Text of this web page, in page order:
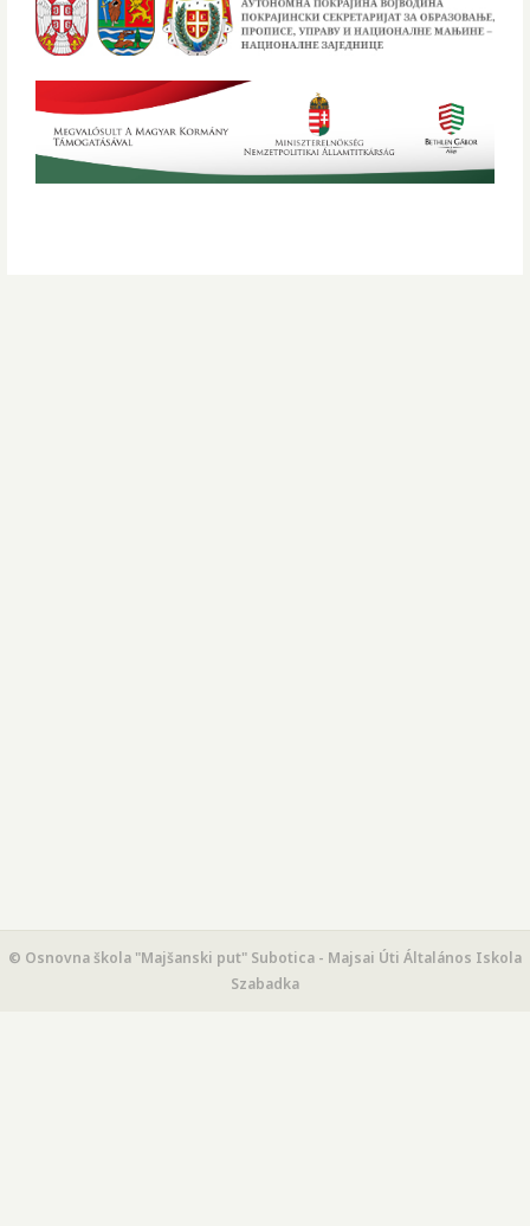
© Osnovna škola "Majšanski put" Subotica - Majsai Úti Általános Iskola
Szabadka